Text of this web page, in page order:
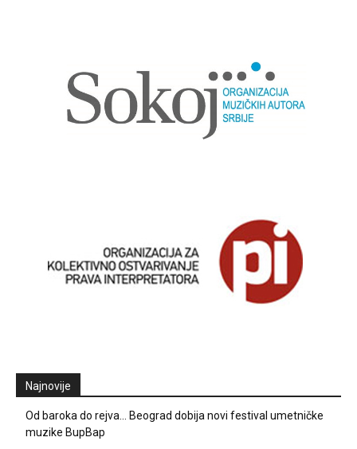
Najnovije
Od baroka do rejva… Beograd dobija novi festival umetničke
muzike BupBap